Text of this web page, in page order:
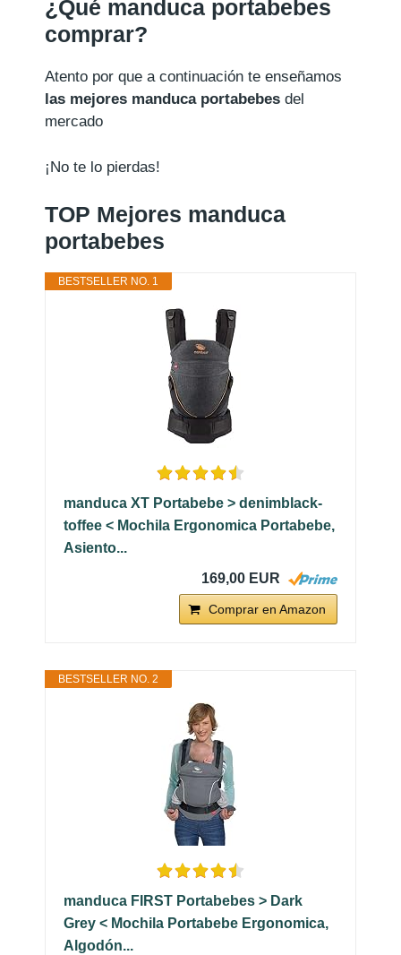
¿Qué manduca portabebes
comprar?
Atento por que a continuación te enseñamos
las mejores manduca portabebes del
mercado
¡No te lo pierdas!
TOP Mejores manduca
portabebes
BESTSELLER NO. 1
manduca XT Portabebe > denimblack-
toffee < Mochila Ergonomica Portabebe,
Asiento...
169,00 EUR
Comprar en Amazon
BESTSELLER NO. 2
manduca FIRST Portabebes > Dark
Grey < Mochila Portabebe Ergonomica,
Algodón...